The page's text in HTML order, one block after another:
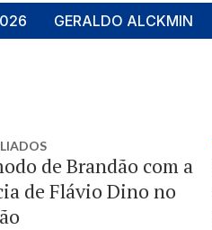
GERALDO ALCKMIN
de Brandão com a
de Flávio Dino no